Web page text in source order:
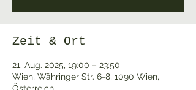
Zeit & Ort
21. Aug. 2025, 19:00 – 23:50
Wien, Währinger Str. 6-8, 1090 Wien,